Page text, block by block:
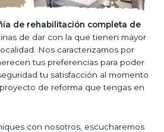
de rehabilitación completa de
de dar con la que tienen mayor
Nos caracterizamos por
tus preferencias para poder
tu satisfacción al momento
de reforma que tengas en
con nosotros, escucharemos